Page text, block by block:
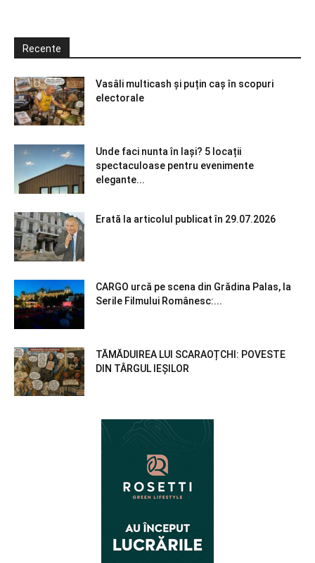
Recente
Vasâli multicash și puțin caș în scopuri
electorale
Unde faci nunta în Iași? 5 locații
spectaculoase pentru evenimente
elegante...
Erată la articolul publicat în 29.07.2026
CARGO urcă pe scena din Grădina Palas, la
Serile Filmului Românesc:...
TĂMĂDUIREA LUI SCARAOȚCHI: POVESTE
DIN TÂRGUL IEȘILOR